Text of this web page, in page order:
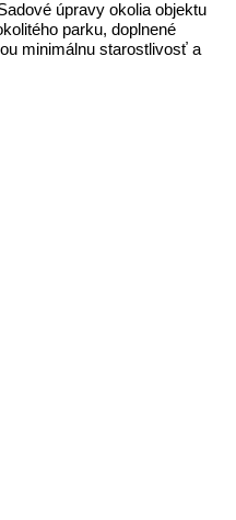
úpravy okolia objektu
parku, doplnené
minimálnu starostlivosť a